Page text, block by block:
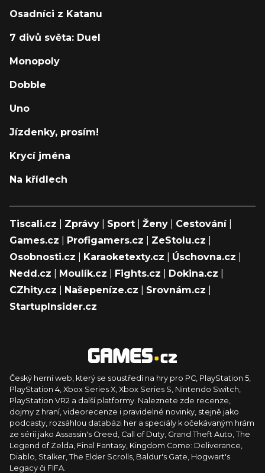
Osadníci z Katanu
7 divů světa: Duel
Monopoly
Dobble
Uno
Jízdenky, prosím!
Krycí jména
Na křídlech
Tiscali.cz Zprávy Sport Ženy Cestování|
Games.cz
Profigamers.cz ZeStolu.cz
Osobnosti.cz
Karaoketexty.cz Úschovna.cz
Nedd.cz
Moulík.cz Fights.cz Dokina.cz
CZhity.cz
Našepeníze.cz Srovnám.cz
StartupInsider.cz
Český herní web, který se soustředí na hry pro PC, PlayStation 5,
PlayStation 4, Xbox Series X, Xbox Series S, Nintendo Switch,
PlayStation VR2 a další platformy. Naleznete zde recenze,
dojmy z hraní, videorecenze i pravidelné novinky, stejně jako
podcasty, rozsáhlou databázi her a speciály k očekávaným hrám
ze sérií jako Assassin's Creed, Call of Duty, Grand Theft Auto, The
Legend of Zelda, Final Fantasy, Kingdom Come: Deliverance,
Diablo, Stalker, The Elder Scrolls, Baldur's Gate, Hogwart's
Legacy či FIFA.